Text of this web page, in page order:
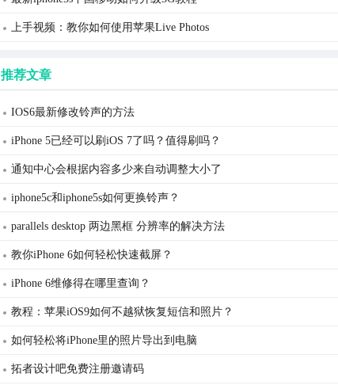
上手视频：教你如何使用苹果Live Photos
推荐文章
IOS6最新修改铃声的方法
iPhone 5已经可以刷iOS 7了吗？值得刷吗？
通知中心会根据内容多少来自动调整大小了
iphone5c和iphone5s如何更换铃声？
parallels desktop 两边黑框 分辨率的解决方法
教你iPhone 6如何轻松快速截屏？
iPhone 6维修得在哪里查询？
教程：苹果iOS9如何不越狱恢复短信和照片？
如何轻松将iPhone里的照片导出到电脑
拓者设计吧免费注册邀请码